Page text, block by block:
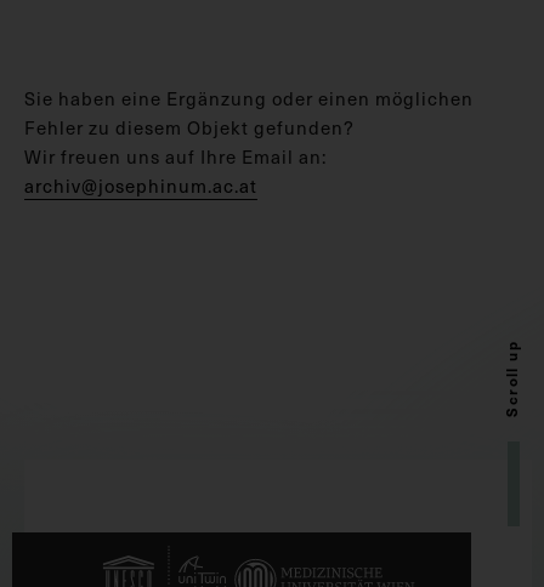
Sie haben eine Ergänzung oder einen möglichen
Fehler zu diesem Objekt gefunden?
Wir freuen uns auf Ihre Email an:
archiv@josephinum.ac.at
Scroll up